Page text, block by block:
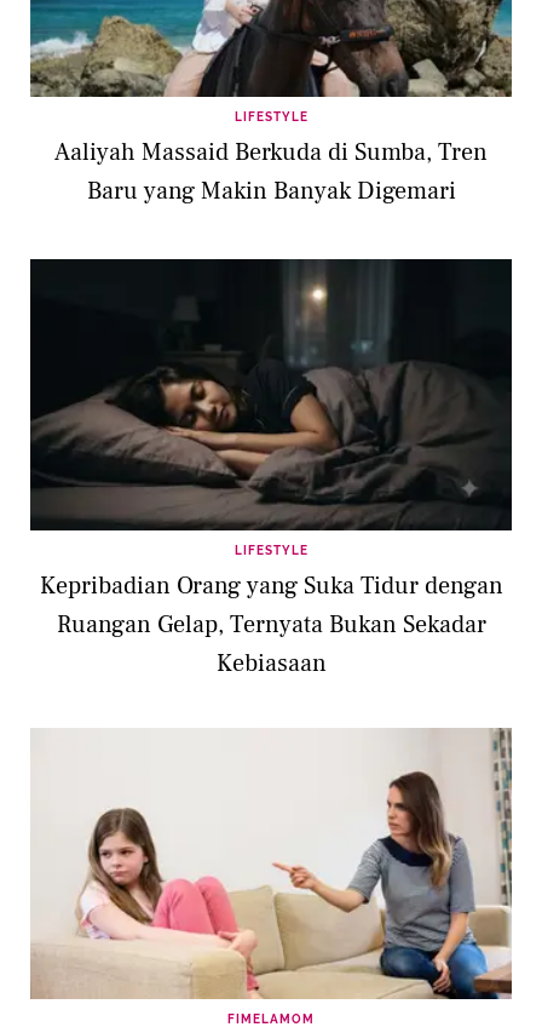
LIFESTYLE
Aaliyah Massaid Berkuda di Sumba, Tren
Baru yang Makin Banyak Digemari
LIFESTYLE
Kepribadian Orang yang Suka Tidur dengan
Ruangan Gelap, Ternyata Bukan Sekadar
Kebiasaan
FIMELAMOM